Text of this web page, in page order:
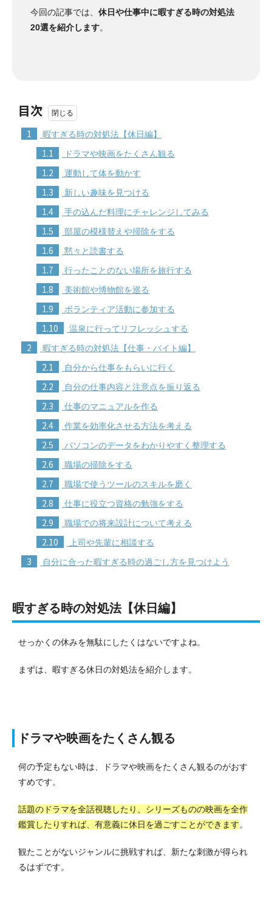
今回の記事では、 休日や仕事中に暇すぎる時の対処法
20選を紹介します。
目次
1 暇すぎる時の対処法【休日編】
1.1 ドラマや映画をたくさん観る
1.2 運動して体を動かす
1.3 新しい趣味を見つける
1.4 手の込んだ料理にチャレンジしてみる
1.5 部屋の模様替えや掃除をする
1.6 黙々と読書する
1.7 行ったことのない場所を旅行する
1.8 美術館や博物館を巡る
1.9 ボランティア活動に参加する
1.10 温泉に行ってリフレッシュする
2 暇すぎる時の対処法【仕事・バイト編】
2.1 自分から仕事をもらいに行く
2.2 自分の仕事内容と注意点を振り返る
2.3 仕事のマニュアルを作る
2.4 作業を効率化させる方法を考える
2.5 パソコンのデータをわかりやすく整理する
2.6 職場の掃除をする
2.7 職場で使うツールのスキルを磨く
2.8 仕事に役立つ資格の勉強をする
2.9 職場での将来設計について考える
2.10 上司や先輩に相談する
3 自分に合った暇すぎる時の過ごし方を見つけよう
暇すぎる時の対処法【休日編】
せっかくの休みを無駄にしたくはないですよね。
まずは、暇すぎる休日の対処法を紹介します。
ドラマや映画をたくさん観る
何の予定もない時は、ドラマや映画をたくさん観るのがおす
すめです。
話題のドラマを全話視聴したり、シリーズものの映画を全作
鑑賞したりすれば、有意義に休日を過ごすことができます。
観たことがないジャンルに挑戦すれば、新たな刺激が得られ
るはずです。